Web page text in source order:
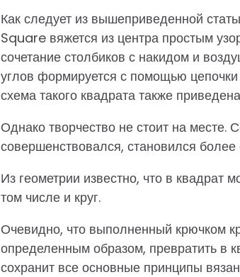
Как следует из вышеприведенной
Square вяжется из центра простым
сочетание столбиков с накидом и
углов формируется с помощью
схема такого квадрата также
Однако творчество не стоит на месте.
совершенствовался, становился
Из геометрии известно, что в квадрат
том числе и круг.
Очевидно, что выполненный крючком
определенным образом, превратить в
сохранит все основные принципы